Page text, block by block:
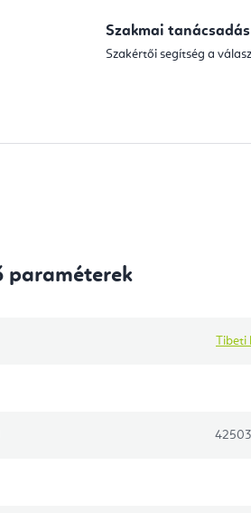
Szakmai tanácsadás
Szakértői segítség a
paraméterek
Tibeti